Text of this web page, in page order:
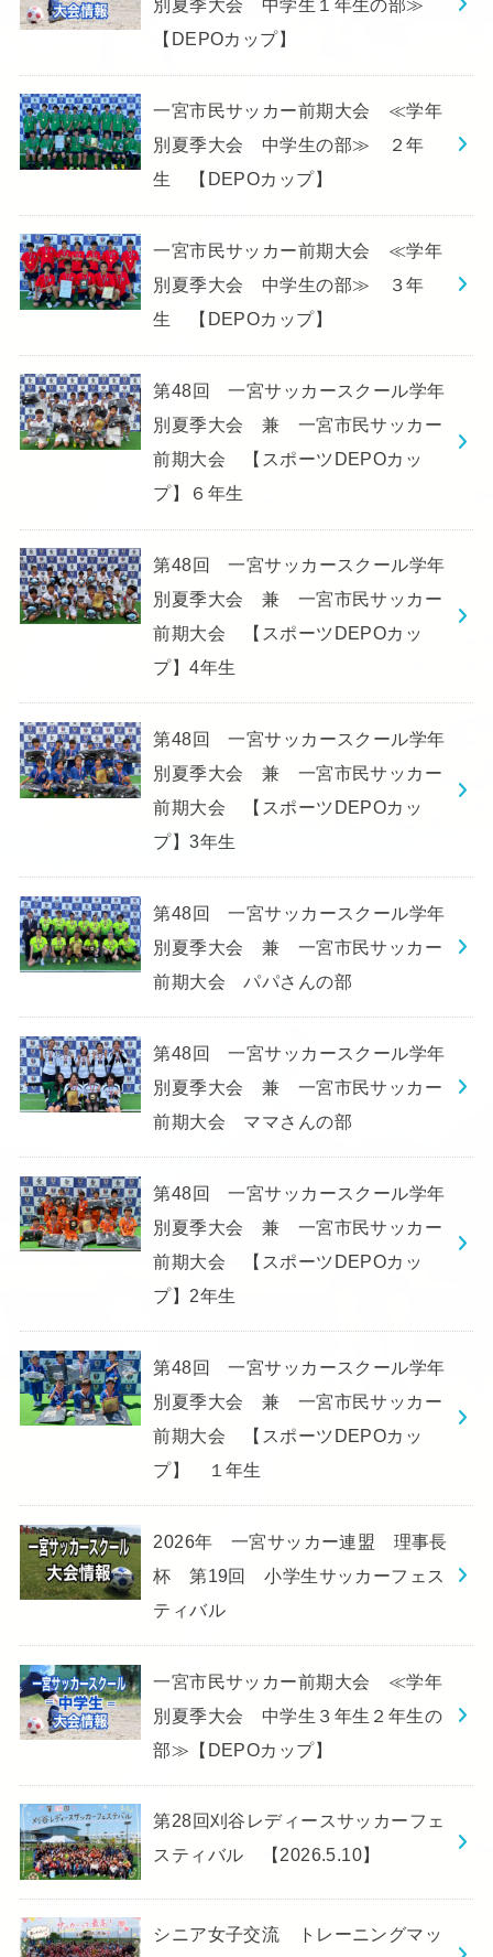
別夏季大会 中学生１年生の部≫
【DEPOカップ】
一宮市民サッカー前期大会 ≪学年
別夏季大会 中学生の部≫ ２年
生 【DEPOカップ】
一宮市民サッカー前期大会 ≪学年
別夏季大会 中学生の部≫ ３年
生 【DEPOカップ】
第48回 一宮サッカースクール学年
別夏季大会 兼 一宮市民サッカー
前期大会 【スポーツDEPOカッ
プ】６年生
第48回 一宮サッカースクール学年
別夏季大会 兼 一宮市民サッカー
前期大会 【スポーツDEPOカッ
プ】4年生
第48回 一宮サッカースクール学年
別夏季大会 兼 一宮市民サッカー
前期大会 【スポーツDEPOカッ
プ】3年生
第48回 一宮サッカースクール学年
別夏季大会 兼 一宮市民サッカー
前期大会 パパさんの部
第48回 一宮サッカースクール学年
別夏季大会 兼 一宮市民サッカー
前期大会 ママさんの部
第48回 一宮サッカースクール学年
別夏季大会 兼 一宮市民サッカー
前期大会 【スポーツDEPOカッ
プ】2年生
第48回 一宮サッカースクール学年
別夏季大会 兼 一宮市民サッカー
前期大会 【スポーツDEPOカッ
プ】 １年生
2026年 一宮サッカー連盟 理事長
杯 第19回 小学生サッカーフェス
ティバル
一宮市民サッカー前期大会 ≪学年
別夏季大会 中学生３年生２年生の
部≫【DEPOカップ】
第28回刈谷レディースサッカーフェ
スティバル 【2026.5.10】
シニア女子交流 トレーニングマッ